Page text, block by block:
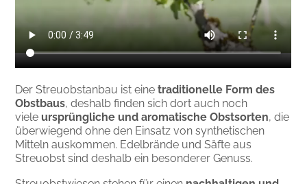
Der Streuobstanbau ist einetraditionelle Form des
Obstbaus, deshalb finden sich dort auch noch
viele ursprüngliche und aromatische Obstsorten, die
überwiegend ohne den Einsatz von synthetischen
Mitteln auskommen. Edelbrände und Säfte aus
Streuobst sind deshalb ein besonderer Genuss.